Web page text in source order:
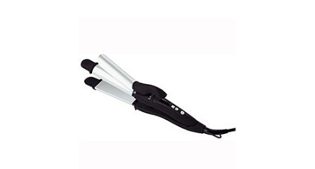
カテゴリー一覧
百貨店・総合ECモール
ファッション・インナー・小物